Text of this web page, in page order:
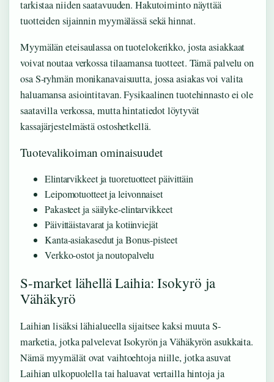
tarkistaa niiden saatavuuden. Hakutoiminto näyttää
tuotteiden sijainnin myymälässä sekä hinnat.
Myymälän eteisaulassa on tuotelokerikko, josta asiakkaat
voivat noutaa verkossa tilaamansa tuotteet. Tämä palvelu on
osa S-ryhmän monikanavaisuutta, jossa asiakas voi valita
haluamansa asiointitavan. Fysikaalinen tuotehinnasto ei ole
saatavilla verkossa, mutta hintatiedot löytyvät
kassajärjestelmästä ostoshetkellä.
Tuotevalikoiman ominaisuudet
Elintarvikkeet ja tuoretuotteet päivittäin
Leipomotuotteet ja leivonnaiset
Pakasteet ja säilyke-elintarvikkeet
Päivittäistavarat ja kotiinviejät
Kanta-asiakasedut ja Bonus-pisteet
Verkko-ostot ja noutopalvelu
S-market lähellä Laihia: Isokyrö ja
Vähäkyrö
Laihian lisäksi lähialueella sijaitsee kaksi muuta S-
marketia, jotka palvelevat Isokyrön ja Vähäkyrön asukkaita.
Nämä myymälät ovat vaihtoehtoja niille, jotka asuvat
Laihian ulkopuolella tai haluavat vertailla hintoja ja